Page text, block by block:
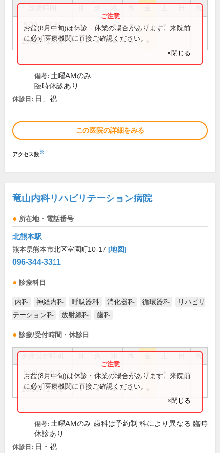
祝
9:00～12:30 ● ● ● ● ●
13:30～18:00 ● ● ● ●
お盆(8月中旬)は休診・休業の場合があります。来院前
に必ず医療機関に直接ご確認ください。
×閉じる
備考: 土曜AMのみ
臨時休診あり
休診日: 日、祝
この医院の詳細をみる
アクセス数※
竜山内科リハビリテーション病院
所在地・電話番号
北熊本駅
熊本県熊本市北区室園町10-17 [地図]
096-344-3311
診療科目
内科 神経内科 呼吸器科 消化器科 循環器科
リハビリ
テーション科
放射線科 歯科
診療/受付時間・休診日
祝
9:00～12:00 ● ● ● ● ●
13:30～17:00 ● ● ● ●
お盆(8月中旬)は休診・休業の場合があります。来院前
に必ず医療機関に直接ご確認ください。
×閉じる
備考: 土曜AMのみ 歯科は予約制 科により異なる 臨時
休診あり
休診日: 日・祝